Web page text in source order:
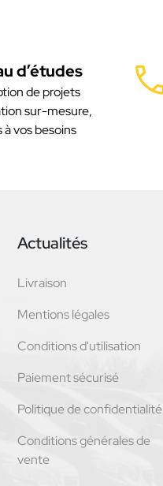
d’études
de projets
sur-mesure,
à vos besoins
Actualités
Livraison
Mentions légales
Conditions d'utilisation
Paiement sécurisé
Politique de confidentialité
Conditions générales de
vente